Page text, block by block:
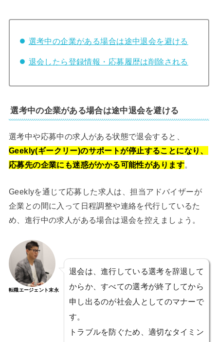
選考中の企業がある場合は途中退会を避ける
退会したら登録情報・応募履歴は削除される
選考中の企業がある場合は途中退会を避ける
選考中や応募中の求人がある状態で退会すると、
Geekly(ギークリー)のサポートが停止することになり、
応募先の企業にも迷惑がかかる可能性があります。
Geeklyを通じて応募した求人は、担当アドバイザーが
企業との間に入って日程調整や連絡を代行しているた
め、進行中の求人がある場合は退会を控えましょう。
転職エージェント末永
退会は、進行している選考を辞退して
からか、すべての選考が終了してから
申し出るのが社会人としてのマナーで
す。
トラブルを防ぐため、適切なタイミン